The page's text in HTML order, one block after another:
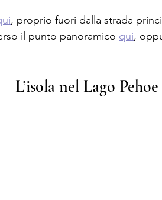
, proprio fuori dalla strada
il punto panoramico qui,
L’isola nel Lago Pehoe